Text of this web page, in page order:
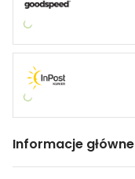
Informacje główne